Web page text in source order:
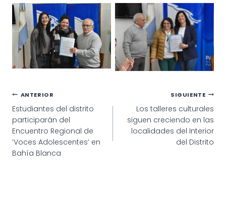
Navegación
de
entradas
ANTERIOR
Estudiantes del distrito
participarán del
Encuentro Regional de
‘Voces Adolescentes’ en
Bahía Blanca
SIGUIENTE
Los talleres culturales
siguen creciendo en las
localidades del Interior
del Distrito